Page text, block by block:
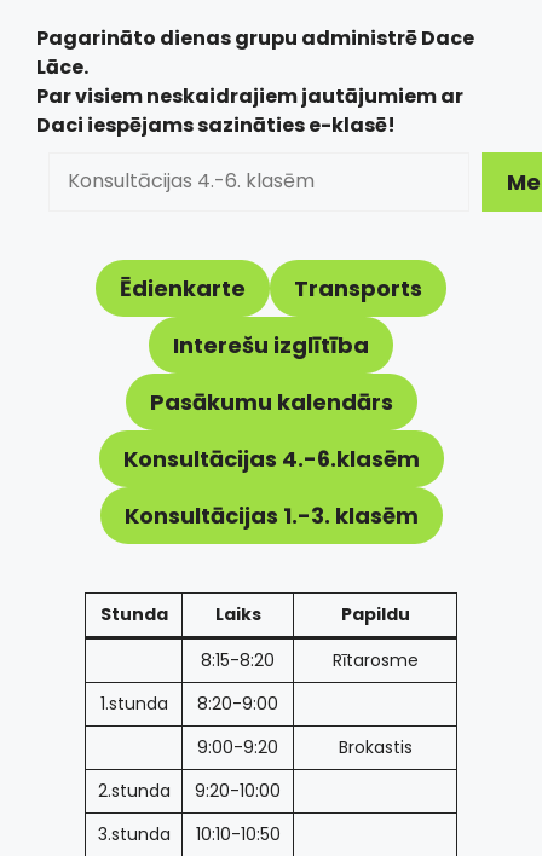
Pagarināto dienas grupu administrē Dace
Lāce.
Par visiem neskaidrajiem jautājumiem ar
Daci iespējams sazināties e-klasē!
Ēdienkarte
Transports
Interešu izglītība
Pasākumu kalendārs
Konsultācijas 4.-6.klasēm
Konsultācijas 1.-3. klasēm
Stunda Laiks
Papildu
8:15-8:20
Rītarosme
1.stunda
8:20-9:00
9:00-9:20
Brokastis
2.stunda
9:20-10:00
3.stunda
10:10-10:50